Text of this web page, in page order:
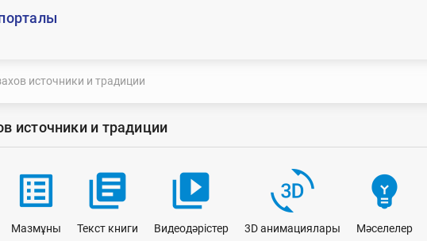
источники и традиции
источники и традиции
list_alt
Мазмұны
library_books
Текст книги
video_library
Видеодәрістер
3d_rotation
3D анимациялары
emoji_objects
Мәселелер